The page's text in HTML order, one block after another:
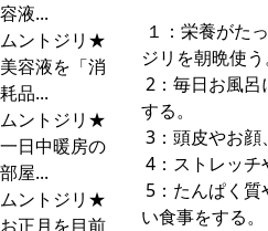
容液...
ムントジリ★
美容液を「消
耗品...
ムントジリ★
一日中暖房の
部屋...
ムントジリ★
お正月を目前
１：栄養がた
ジリを朝晩使う
2：毎日お風呂
する。
3：頭皮やお顔
4：ストレッチ
5：たんぱく
い食事をする。